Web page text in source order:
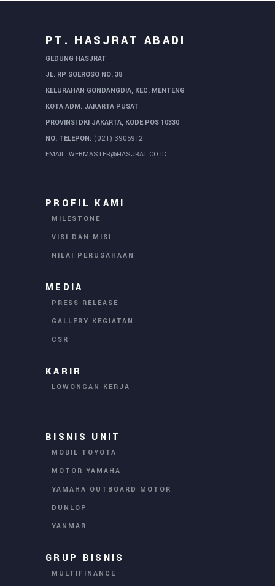
PT. HASJRAT ABADI
GEDUNG HASJRAT
JL. RP SOEROSO NO. 38
KELURAHAN GONDANGDIA, KEC. MENTENG
KOTA ADM. JAKARTA PUSAT
PROVINSI DKI JAKARTA, KODE POS 10330
NO. TELEPON: (021) 3905912
EMAIL: WEBMASTER@HASJRAT.CO.ID
PROFIL KAMI
MILESTONE
VISI DAN MISI
NILAI PERUSAHAAN
MEDIA
PRESS RELEASE
GALLERY KEGIATAN
CSR
KARIR
LOWONGAN KERJA
BISNIS UNIT
MOBIL TOYOTA
MOTOR YAMAHA
YAMAHA OUTBOARD MOTOR
DUNLOP
YANMAR
GRUP BISNIS
MULTIFINANCE